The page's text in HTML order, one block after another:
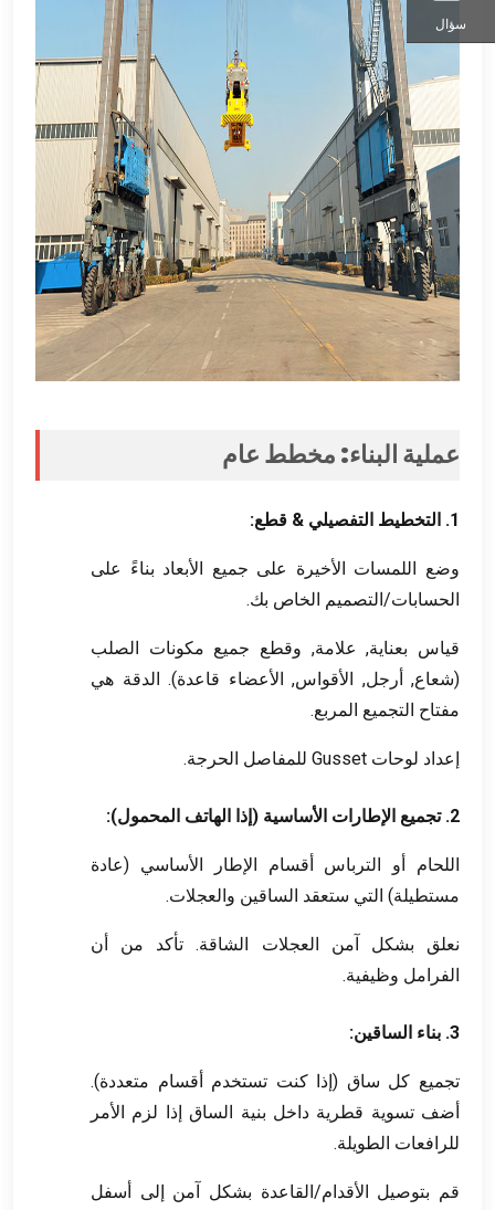
عملية البناء: مخطط عام
1. التخطيط التفصيلي & قطع:
وضع اللمسات الأخيرة على جميع الأبعاد بناءً على
الحسابات/التصميم الخاص بك.
قياس بعناية, علامة, وقطع جميع مكونات الصلب
(شعاع, أرجل, الأقواس, الأعضاء قاعدة). الدقة هي
مفتاح التجميع المربع.
إعداد لوحات Gusset للمفاصل الحرجة.
2. تجميع الإطارات الأساسية (إذا الهاتف المحمول):
اللحام أو الترباس أقسام الإطار الأساسي (عادة
مستطيلة) التي ستعقد الساقين والعجلات.
نعلق بشكل آمن العجلات الشاقة. تأكد من أن
الفرامل وظيفية.
3. بناء الساقين:
تجميع كل ساق (إذا كنت تستخدم أقسام متعددة).
أضف تسوية قطرية داخل بنية الساق إذا لزم الأمر
للرافعات الطويلة.
قم بتوصيل الأقدام/القاعدة بشكل آمن إلى أسفل
سؤال